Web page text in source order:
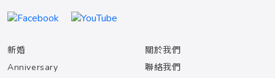
新婚
Anniversary
關於我們
聯絡我們